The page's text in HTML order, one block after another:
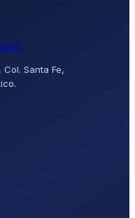
Santa Fe,